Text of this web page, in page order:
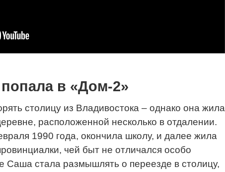
в «Дом-2»
столицу из Владивостока – однако она жила
расположенной несколько в отдалении.
1990 года, окончила школу, и далее жила
чей быт не отличался особо
Саша стала размышлять о переезде в столицу,